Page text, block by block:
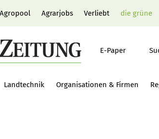
Agropool Agrarjobs Verliebt die grüne
E-Paper
Landtechnik Organisationen & Firmen